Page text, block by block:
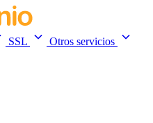
SSL
Otros servicios